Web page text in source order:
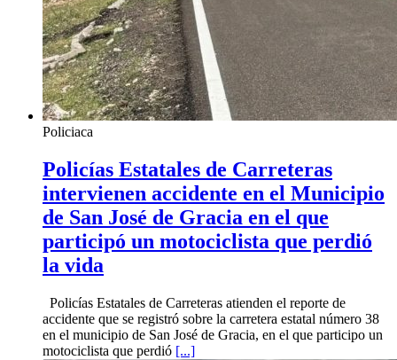
Policiaca
Policías Estatales de Carreteras
intervienen accidente en el Municipio
de San José de Gracia en el que
participó un motociclista que perdió
la vida
Policías Estatales de Carreteras atienden el reporte de
accidente que se registró sobre la carretera estatal número 38
en el municipio de San José de Gracia, en el que participo un
motociclista que perdió [...]